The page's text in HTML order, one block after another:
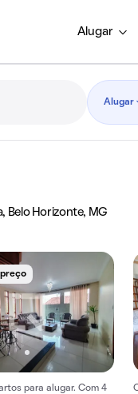
Alugar
Alugar
Belo Horizonte, MG
preço
para alugar. Com 4